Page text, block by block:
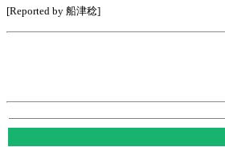
[Reported by 船津稔]